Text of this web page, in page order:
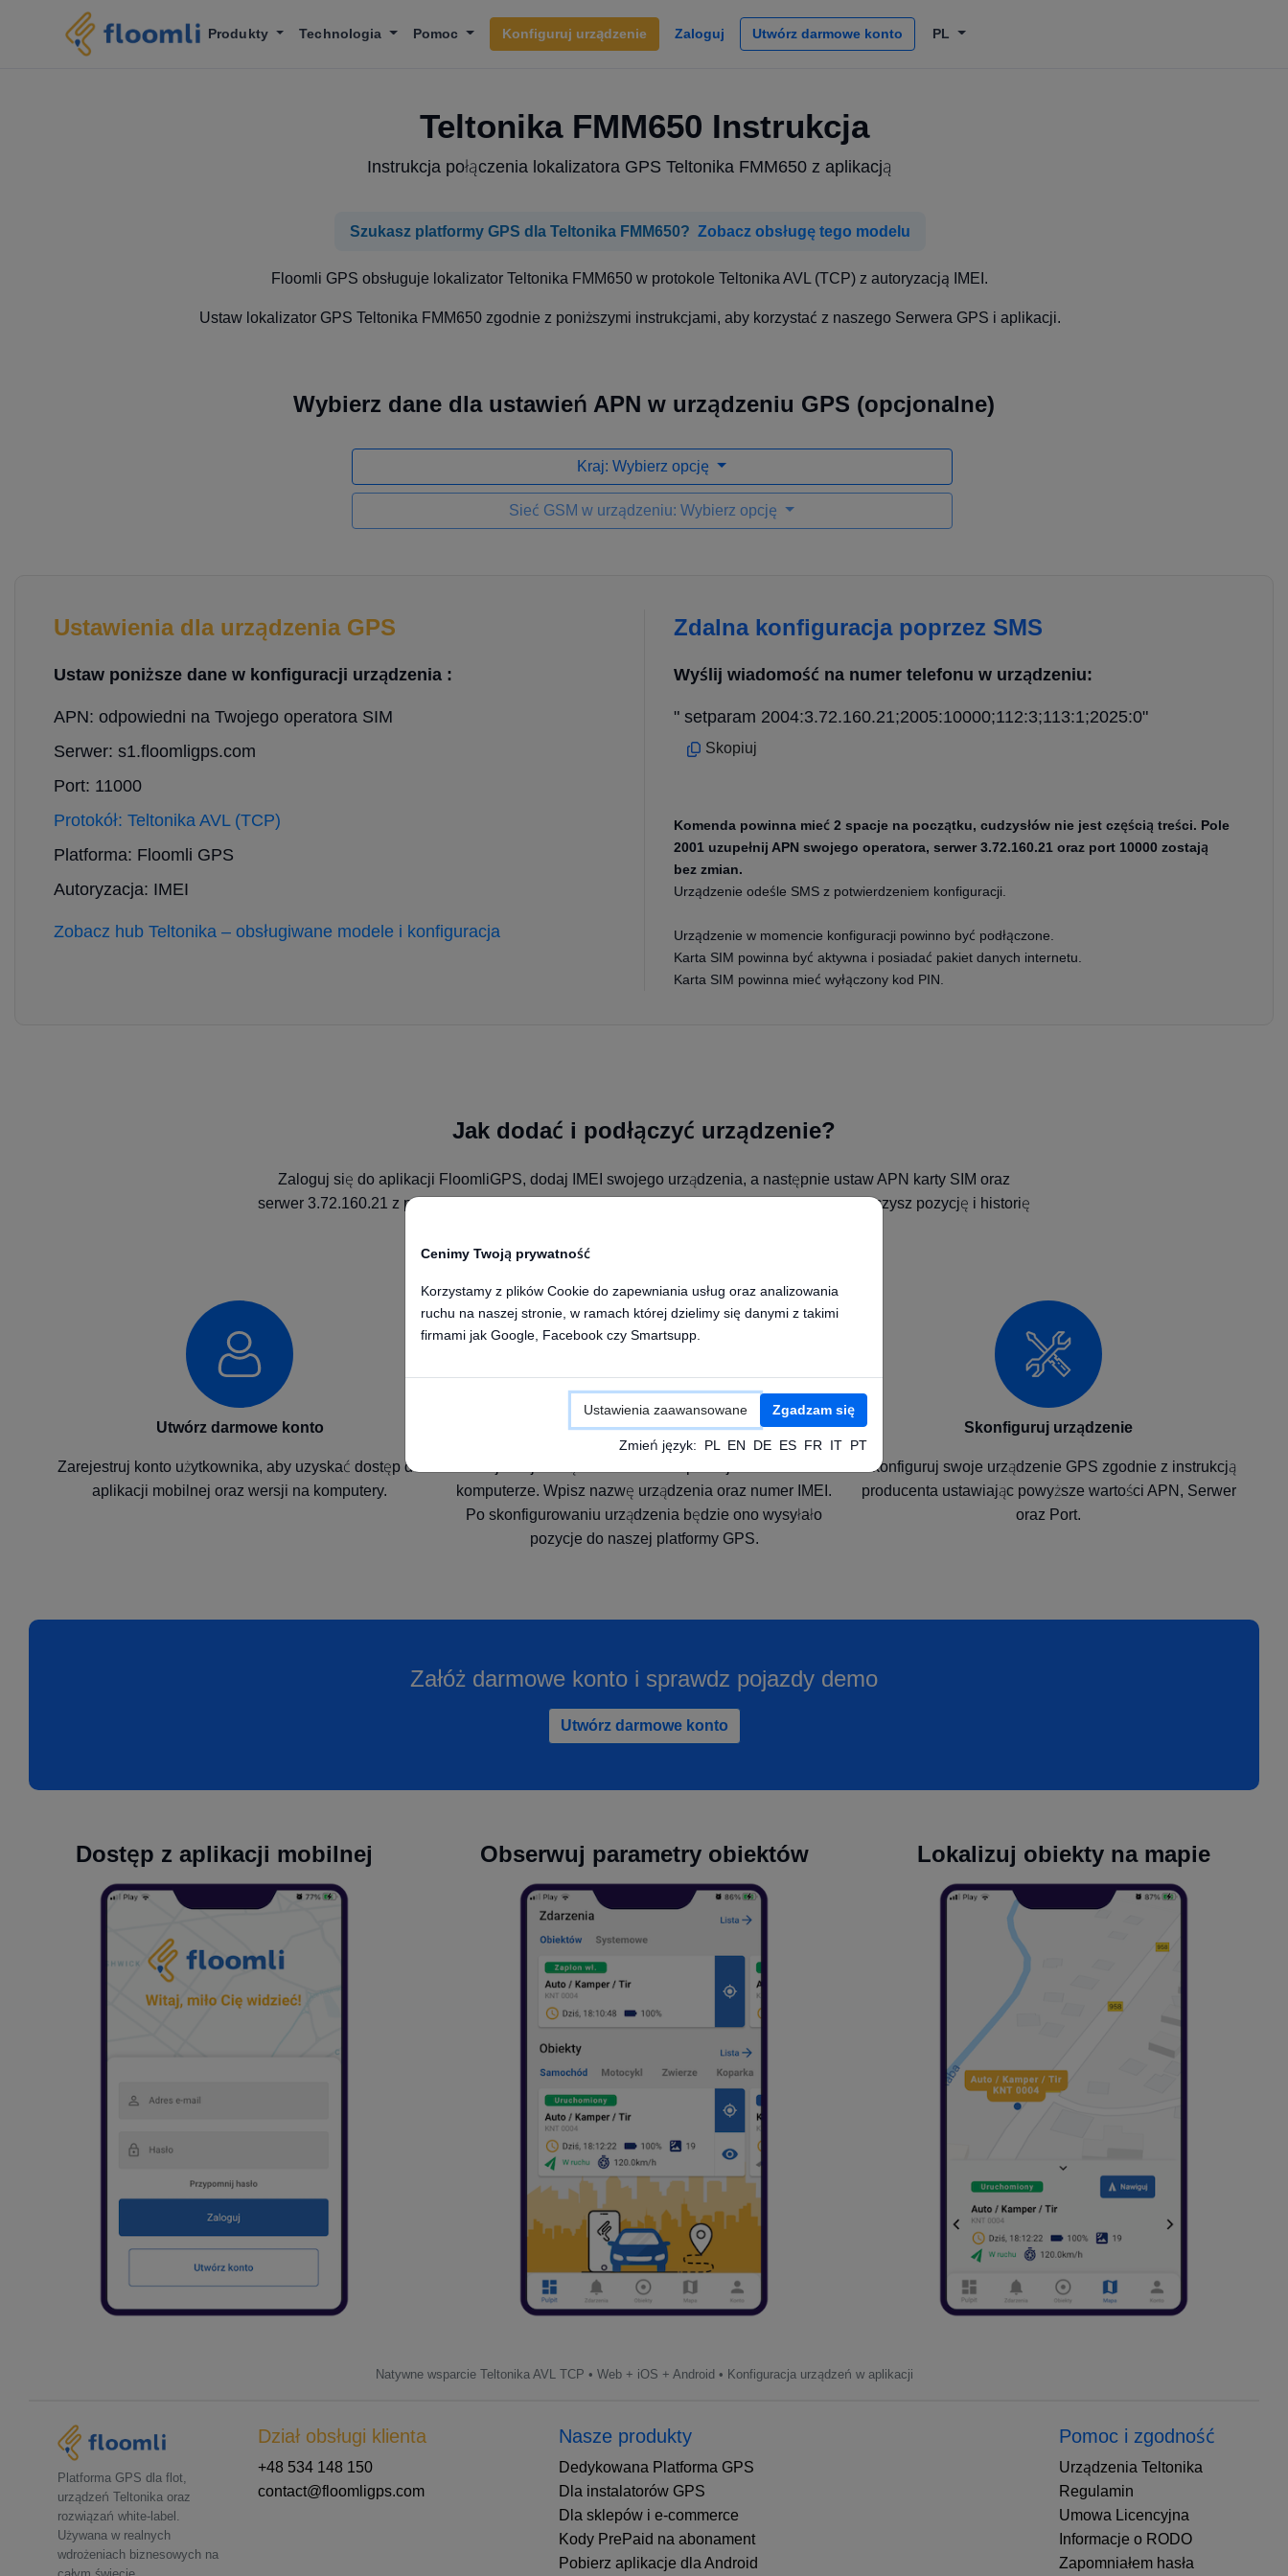
Produkty Technologia Pomoc Konfiguruj urządzenie Zaloguj Utwórz darmowe konto PL
Teltonika FMM650 Instrukcja
Instrukcja połączenia lokalizatora GPS Teltonika FMM650 z aplikacją
Szukasz platformy GPS dla Teltonika FMM650? Zobacz obsługę tego modelu
Floomli GPS obsługuje lokalizator Teltonika FMM650 w protokole Teltonika AVL (TCP) z autoryzacją IMEI.
Ustaw lokalizator GPS Teltonika FMM650 zgodnie z poniższymi instrukcjami, aby korzystać z naszego Serwera GPS i aplikacji.
Wybierz dane dla ustawień APN w urządzeniu GPS (opcjonalne)
Kraj: Wybierz opcję
Sieć GSM w urządzeniu: Wybierz opcję
Ustawienia dla urządzenia GPS
Ustaw poniższe dane w konfiguracji urządzenia :
APN: odpowiedni na Twojego operatora SIM
Serwer: s1.floomligps.com
Port: 11000
Protokół: Teltonika AVL (TCP)
Platforma: Floomli GPS
Autoryzacja: IMEI
Zobacz hub Teltonika – obsługiwane modele i konfiguracja
Zdalna konfiguracja poprzez SMS
Wyślij wiadomość na numer telefonu w urządzeniu:
" setparam 2004:3.72.160.21;2005:10000;112:3;113:1;2025:0"
Skopiuj
Komenda powinna mieć 2 spacje na początku, cudzysłów nie jest częścią treści. Pole
2001 uzupełnij APN swojego operatora, serwer 3.72.160.21 oraz port 10000 zostają
bez zmian.
Urządzenie odeśle SMS z potwierdzeniem konfiguracji.
Urządzenie w momencie konfiguracji powinno być podłączone.
Karta SIM powinna być aktywna i posiadać pakiet danych internetu.
Karta SIM powinna mieć wyłączony kod PIN.
Jak dodać i podłączyć urządzenie?
Zaloguj się do aplikacji FloomliGPS, dodaj IMEI swojego urządzenia, a następnie ustaw APN karty SIM oraz
serwer 3.72.160.21 z portem 10000 (komenda setparam). Po kilku minutach na mapie zobaczysz pozycję i historię
Utwórz darmowe konto
Zarejestruj konto użytkownika, aby uzyskać dostęp do
aplikacji mobilnej oraz wersji na komputery.
Dodaj pojazd w aplikacji
komputerze. Wpisz nazwę urządzenia oraz numer IMEI.
Po skonfigurowaniu urządzenia będzie ono wysyłało
pozycje do naszej platformy GPS.
Skonfiguruj urządzenie
Skonfiguruj swoje urządzenie GPS zgodnie z instrukcją
producenta ustawiając powyższe wartości APN, Serwer
oraz Port.
Załóż darmowe konto i sprawdz pojazdy demo
Utwórz darmowe konto
Dostęp z aplikacji mobilnej Obserwuj parametry obiektów Lokalizuj obiekty na mapie
Natywne wsparcie Teltonika AVL TCP • Web + iOS + Android • Konfiguracja urządzeń w aplikacji
Platforma GPS dla flot,
urządzeń Teltonika oraz
rozwiązań white-label.
Używana w realnych
wdrożeniach biznesowych na
Dział obsługi klienta
+48 534 148 150
contact@floomligps.com
Nasze produkty
Dedykowana Platforma GPS
Dla instalatorów GPS
Dla sklepów i e-commerce
Kody PrePaid na abonament
Pobierz aplikacje dla Android
Pomoc i zgodność
Urządzenia Teltonika
Regulamin
Umowa Licencyjna
Informacje o RODO
Zapomniałem hasła
Cenimy Twoją prywatność
Korzystamy z plików Cookie do zapewniania usług oraz analizowania
ruchu na naszej stronie, w ramach której dzielimy się danymi z takimi
firmami jak Google, Facebook czy Smartsupp.
Ustawienia zaawansowane Zgadzam się
Zmień język: PL EN DE ES FR IT PT